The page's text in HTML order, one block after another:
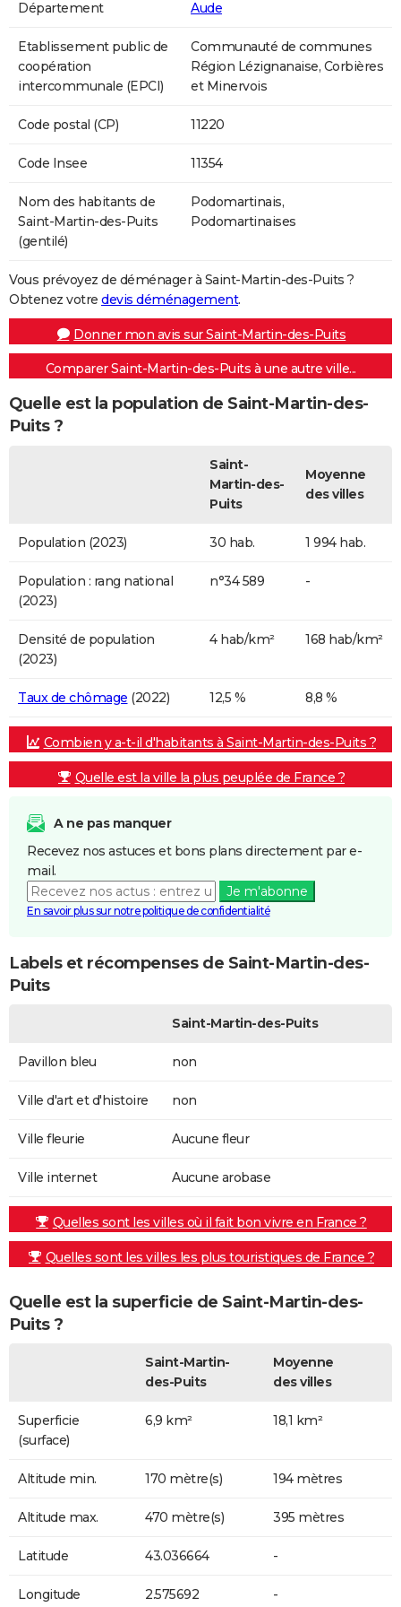
Département Aude
Etablissement public de
coopération
intercommunale (EPCI)
Communauté de communes
Région Lézignanaise, Corbières
et Minervois
Code postal (CP) 11220
Code Insee 11354
Nom des habitants de
Saint-Martin-des-Puits
(gentilé)
Podomartinais,
Podomartinaises
Vous prévoyez de déménager à Saint-Martin-des-Puits ?
Obtenez votre devis déménagement.
Donner mon avis sur Saint-Martin-des-Puits
Comparer Saint-Martin-des-Puits à une autre ville...
Quelle est la population de Saint-Martin-des-
Puits ?
Saint-
Martin-des-
Puits
Moyenne
des villes
Population (2023) 30 hab. 1 994 hab.
Population : rang national
(2023)
n°34 589 -
Densité de population
(2023)
4 hab/km² 168 hab/km²
Taux de chômage (2022) 12,5 % 8,8 %
Combien y a-t-il d'habitants à Saint-Martin-des-Puits ?
Quelle est la ville la plus peuplée de France ?
A ne pas manquer
Recevez nos astuces et bons plans directement par e-
mail.
Je m'abonne
En savoir plus sur notre politique de confidentialité
Labels et récompenses de Saint-Martin-des-
Puits
Saint-Martin-des-Puits
Pavillon bleu non
Ville d'art et d'histoire non
Ville fleurie Aucune fleur
Ville internet Aucune arobase
Quelles sont les villes où il fait bon vivre en France ?
Quelles sont les villes les plus touristiques de France ?
Quelle est la superficie de Saint-Martin-des-
Puits ?
Saint-Martin-
des-Puits
Moyenne
des villes
Superficie
(surface)
6,9 km² 18,1 km²
Altitude min. 170 mètre(s) 194 mètres
Altitude max. 470 mètre(s) 395 mètres
Latitude 43.036664 -
Longitude 2.575692 -